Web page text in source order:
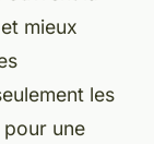
mieux
les
pour une